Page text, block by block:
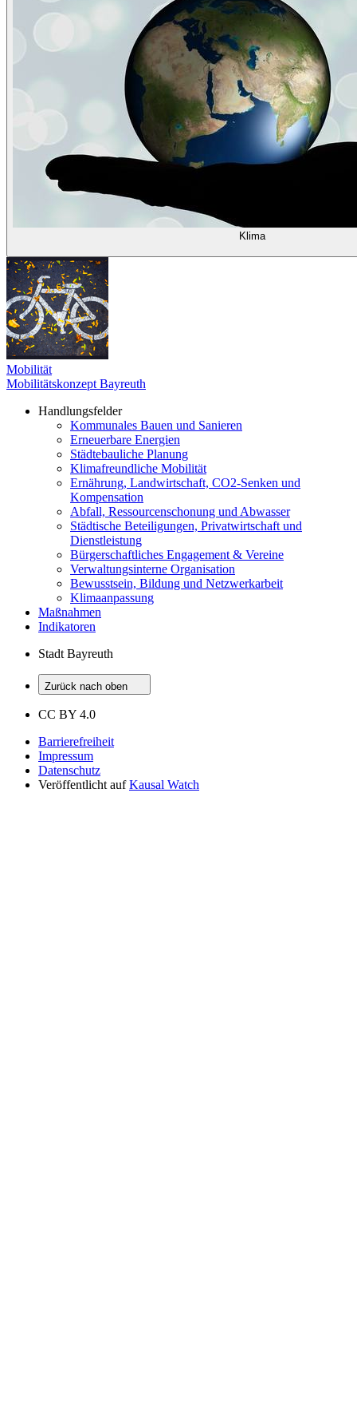
Klima
Mobilität
Mobilitätskonzept Bayreuth
Handlungsfelder
Kommunales Bauen und Sanieren
Erneuerbare Energien
Städtebauliche Planung
Klimafreundliche Mobilität
Ernährung, Landwirtschaft, CO2-Senken und
Kompensation
Abfall, Ressourcenschonung und Abwasser
Städtische Beteiligungen, Privatwirtschaft und
Dienstleistung
Bürgerschaftliches Engagement & Vereine
Verwaltungsinterne Organisation
Bewusstsein, Bildung und Netzwerkarbeit
Klimaanpassung
Maßnahmen
Indikatoren
Stadt Bayreuth
Zurück nach oben
CC BY 4.0
Barrierefreiheit
Impressum
Datenschutz
Veröffentlicht auf Kausal Watch